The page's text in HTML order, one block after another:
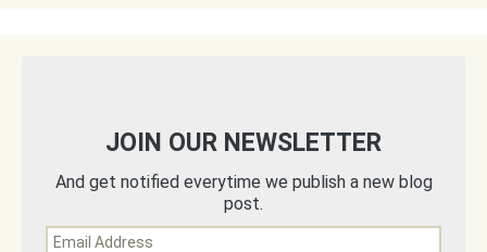
JOIN OUR NEWSLETTER
And get notified everytime we publish a new blog
post.